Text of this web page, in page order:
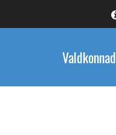
Valdkonnad